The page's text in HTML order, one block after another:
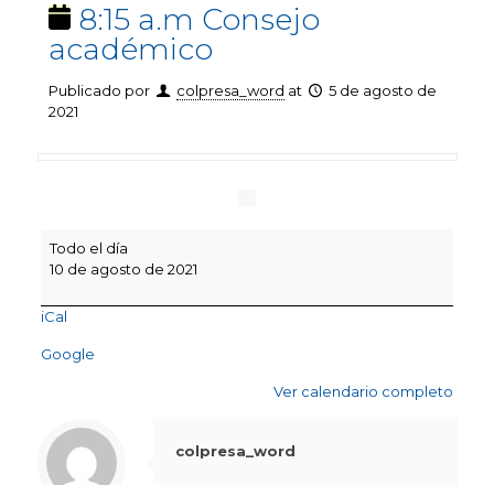
8:15 a.m Consejo
académico
Publicado por colpresa_word at
5 de agosto de
2021
a.m
Consejo
Todo el día
10 de agosto de 2021
iCal
Google
Ver calendario completo
colpresa_word